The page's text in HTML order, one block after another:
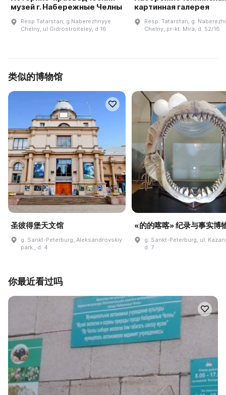
музей г. Набережные Челны
Resp Tatarstan, g Naberezhnyye
Chelny, ul Gidrostroiteley, d 16
картинная галерея
Resp. Tatarstan, g.
Chelny, pr-kt. Mira, d. 52/16
类似的博物馆
圣彼得堡天文馆
g. Sankt-Peterburg, Aleksandrovskiy
park., d. 4
«的的喀喀» 纪录与事实博
g. Sankt-Peterburg, ul.
d. 7
你最近看过吗